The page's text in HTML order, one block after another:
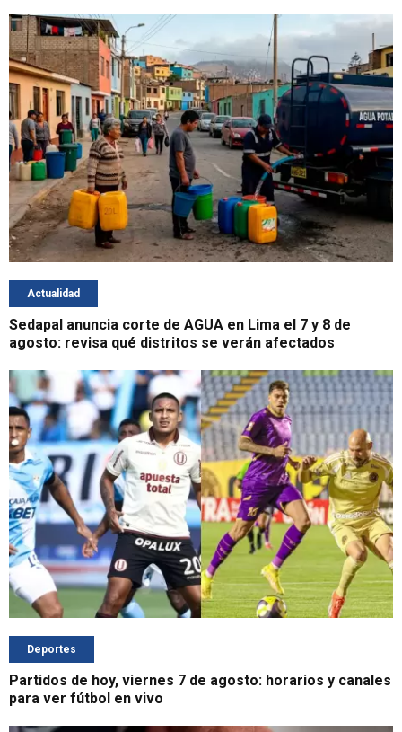
Actualidad
Sedapal anuncia corte de AGUA en Lima el 7 y 8 de
agosto: revisa qué distritos se verán afectados
Deportes
Partidos de hoy, viernes 7 de agosto: horarios y canales
para ver fútbol en vivo